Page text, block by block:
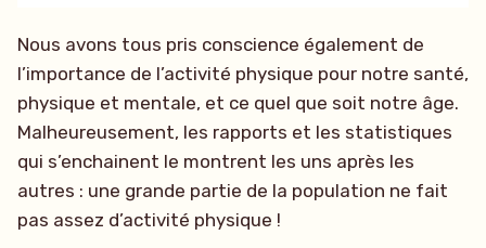
Nous avons tous pris conscience également de
l’importance de l’activité physique pour notre santé,
physique et mentale, et ce quel que soit notre âge.
Malheureusement, les rapports et les statistiques
qui s’enchainent le montrent les uns après les
autres : une grande partie de la population ne fait
pas assez d’activité physique !